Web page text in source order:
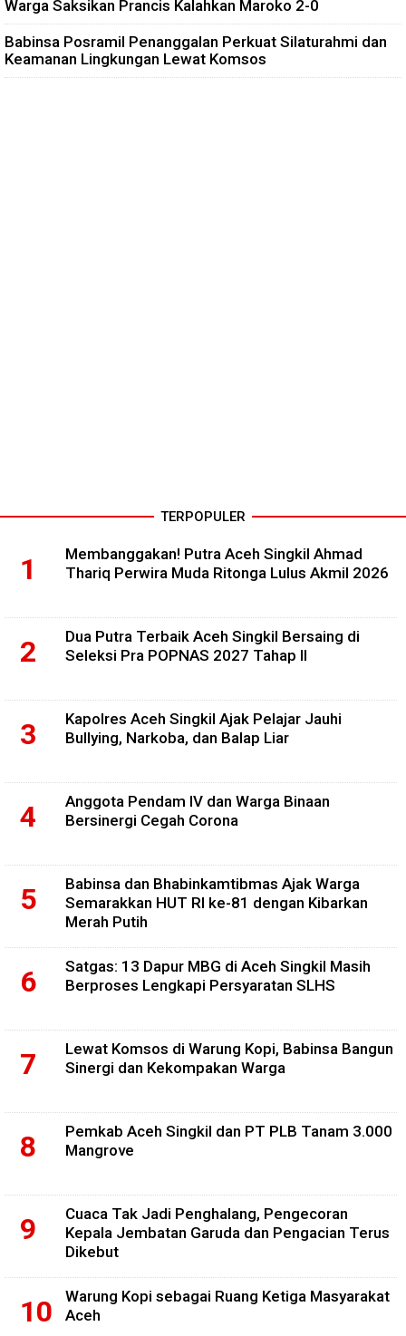
Warga Saksikan Prancis Kalahkan Maroko 2-0
Babinsa Posramil Penanggalan Perkuat Silaturahmi dan
Keamanan Lingkungan Lewat Komsos
TERPOPULER
Membanggakan! Putra Aceh Singkil Ahmad
Thariq Perwira Muda Ritonga Lulus Akmil 2026
Dua Putra Terbaik Aceh Singkil Bersaing di
Seleksi Pra POPNAS 2027 Tahap II
Kapolres Aceh Singkil Ajak Pelajar Jauhi
Bullying, Narkoba, dan Balap Liar
Anggota Pendam IV dan Warga Binaan
Bersinergi Cegah Corona
Babinsa dan Bhabinkamtibmas Ajak Warga
Semarakkan HUT RI ke-81 dengan Kibarkan
Merah Putih
Satgas: 13 Dapur MBG di Aceh Singkil Masih
Berproses Lengkapi Persyaratan SLHS
Lewat Komsos di Warung Kopi, Babinsa Bangun
Sinergi dan Kekompakan Warga
Pemkab Aceh Singkil dan PT PLB Tanam 3.000
Mangrove
Cuaca Tak Jadi Penghalang, Pengecoran
Kepala Jembatan Garuda dan Pengacian Terus
Dikebut
Warung Kopi sebagai Ruang Ketiga Masyarakat
Aceh